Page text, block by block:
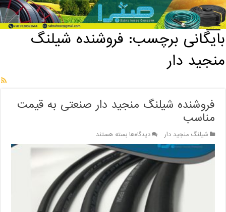
خانه / بایگانی برچسب: فروشنده شیلنگ منجید دار
بایگانی برچسب: فروشنده شیلنگ
منجید دار
فروشنده شیلنگ منجید دار صنعتی به قیمت
مناسب
شیلنگ منجید دار دیدگاه‌هابرای
فروشنده
شیلنگ
منجید
دار
صنعتی
به
قیمت
مناسب
بسته هستند